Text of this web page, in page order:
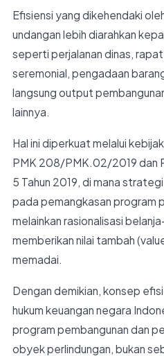
Efisiensi yang dikehendaki
undangan lebih diarahkan
seperti perjalanan dinas,
seremonial, pengadaan
langsung output
lainnya.
Hal ini diperkuat melalui
PMK 208/PMK.02/2019 dan
5 Tahun 2019, di mana
pada pemangkasan program
melainkan rasionalisasi
memberikan nilai tambah
memadai.
Dengan demikian, konsep
hukum keuangan negara
program pembangunan dan
obyek perlindungan, bukan